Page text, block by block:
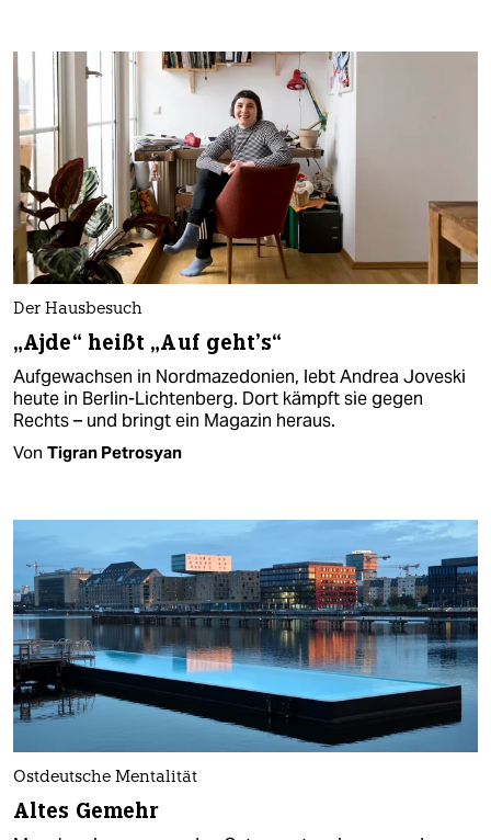
Der Hausbesuch
„Ajde“ heißt „Auf geht’s“
Aufgewachsen in Nordmazedonien, lebt Andrea Joveski
heute in Berlin-Lichtenberg. Dort kämpft sie gegen
Rechts – und bringt ein Magazin heraus.
Von Tigran Petrosyan
Ostdeutsche Mentalität
Altes Gemehr